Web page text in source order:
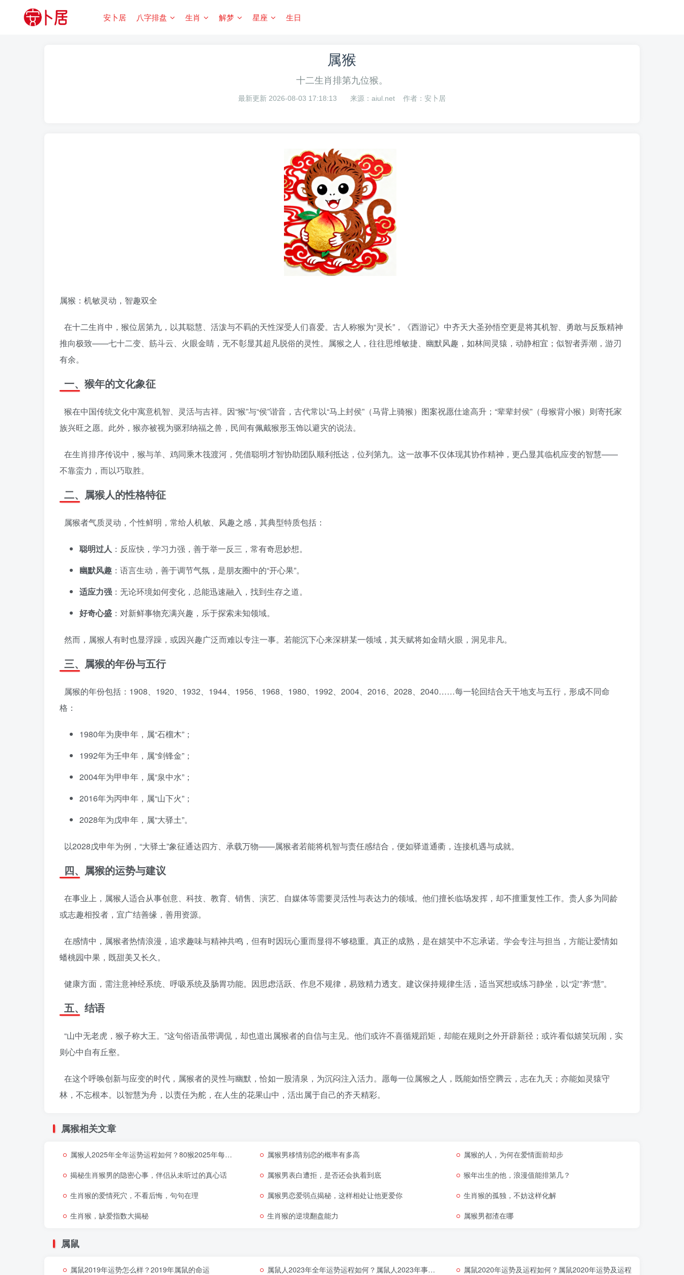
安卜居 八字排盘 生肖 解梦 星座 生日
属猴
十二生肖排第九位猴。
最新更新 2026-08-03 17:18:13 来源：aiul.net 作者：安卜居
属猴：机敏灵动，智趣双全
在十二生肖中，猴位居第九，以其聪慧、活泼与不羁的天性深受人们喜爱。古人称猴为“灵长”，《西游记》中齐天大圣孙悟空更是将其机智、勇敢与反叛精神
推向极致——七十二变、筋斗云、火眼金睛，无不彰显其超凡脱俗的灵性。属猴之人，往往思维敏捷、幽默风趣，如林间灵猿，动静相宜；似智者弄潮，游刃
有余。
一、猴年的文化象征
猴在中国传统文化中寓意机智、灵活与吉祥。因“猴”与“侯”谐音，古代常以“马上封侯”（马背上骑猴）图案祝愿仕途高升；“辈辈封侯”（母猴背小猴）则寄托家
族兴旺之愿。此外，猴亦被视为驱邪纳福之兽，民间有佩戴猴形玉饰以避灾的说法。
在生肖排序传说中，猴与羊、鸡同乘木筏渡河，凭借聪明才智协助团队顺利抵达，位列第九。这一故事不仅体现其协作精神，更凸显其临机应变的智慧——
不靠蛮力，而以巧取胜。
二、属猴人的性格特征
属猴者气质灵动，个性鲜明，常给人机敏、风趣之感，其典型特质包括：
聪明过人 ：反应快，学习力强，善于举一反三，常有奇思妙想。
幽默风趣 ：语言生动，善于调节气氛，是朋友圈中的“开心果”。
适应力强 ：无论环境如何变化，总能迅速融入，找到生存之道。
好奇心盛 ：对新鲜事物充满兴趣，乐于探索未知领域。
然而，属猴人有时也显浮躁，或因兴趣广泛而难以专注一事。若能沉下心来深耕某一领域，其天赋将如金睛火眼，洞见非凡。
三、属猴的年份与五行
属猴的年份包括：1908、1920、1932、1944、1956、1968、1980、1992、2004、2016、2028、2040……每一轮回结合天干地支与五行，形成不同命
格：
1980年为庚申年，属“石榴木”；
1992年为壬申年，属“剑锋金”；
2004年为甲申年，属“泉中水”；
2016年为丙申年，属“山下火”；
2028年为戊申年，属“大驿土”。
以2028戊申年为例，“大驿土”象征通达四方、承载万物——属猴者若能将机智与责任感结合，便如驿道通衢，连接机遇与成就。
四、属猴的运势与建议
在事业上，属猴人适合从事创意、科技、教育、销售、演艺、自媒体等需要灵活性与表达力的领域。他们擅长临场发挥，却不擅重复性工作。贵人多为同龄
或志趣相投者，宜广结善缘，善用资源。
在感情中，属猴者热情浪漫，追求趣味与精神共鸣，但有时因玩心重而显得不够稳重。真正的成熟，是在嬉笑中不忘承诺。学会专注与担当，方能让爱情如
蟠桃园中果，既甜美又长久。
健康方面，需注意神经系统、呼吸系统及肠胃功能。因思虑活跃、作息不规律，易致精力透支。建议保持规律生活，适当冥想或练习静坐，以“定”养“慧”。
五、结语
“山中无老虎，猴子称大王。”这句俗语虽带调侃，却也道出属猴者的自信与主见。他们或许不喜循规蹈矩，却能在规则之外开辟新径；或许看似嬉笑玩闹，实
则心中自有丘壑。
在这个呼唤创新与应变的时代，属猴者的灵性与幽默，恰如一股清泉，为沉闷注入活力。愿每一位属猴之人，既能如悟空腾云，志在九天；亦能如灵猿守
林，不忘根本。以智慧为舟，以责任为舵，在人生的花果山中，活出属于自己的齐天精彩。
属猴相关文章
属猴人2025年全年运势运程如何？80猴2025年每月运势 属猴男移情别恋的概率有多高
属猴的人，为何在爱情面前却步
揭秘生肖猴男的隐密心事，伴侣从未听过的真心话
属猴男表白遭拒，是否还会执着到底
猴年出生的他，浪漫值能排第几？
生肖猴的爱情死穴，不看后悔，句句在理
属猴男恋爱弱点揭秘，这样相处让他更爱你
生肖猴的孤独，不妨这样化解
生肖猴，缺爱指数大揭秘
生肖猴的逆境翻盘能力 属猴男都渣在哪
属鼠
属鼠2019年运势怎么样？2019年属鼠的命运 属鼠人2023年全年运势运程如何？属鼠人2023年事业与财运走势
属鼠2020年运势及运程如何？属鼠2020年运势及运程